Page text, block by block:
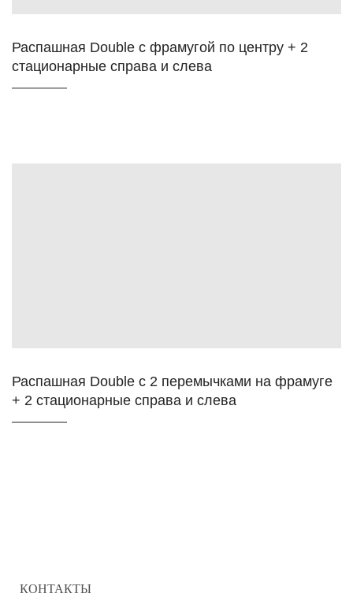
Распашная Double с фрамугой по центру + 2
стационарные справа и слева
Распашная Double c 2 перемычками на фрамуге
+ 2 стационарные справа и слева
КОНТАКТЫ